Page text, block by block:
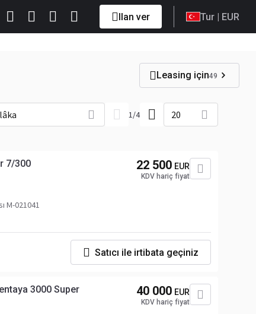
Ilan ver Tur | EUR
Leasing için49
1/4 20
7/300
M-021041
22 500 EUR
KDV hariç fiyat
Satıcı ile irtibata geçiniz
3000 Super 40 000 EUR
KDV hariç fiyat